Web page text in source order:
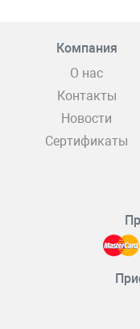
Компания
О нас
Контакты
Новости
Сертификаты